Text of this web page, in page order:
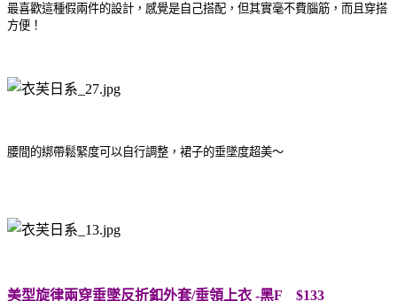
最喜歡這種假兩件的設計，感覺是自己搭配，但其實毫不費腦筋，而且穿搭
方便！
腰間的綁帶鬆緊度可以自行調整，裙子的垂墜度超美～
美型旋律兩穿垂墜反折釦外套/垂領上衣 -黑F $133